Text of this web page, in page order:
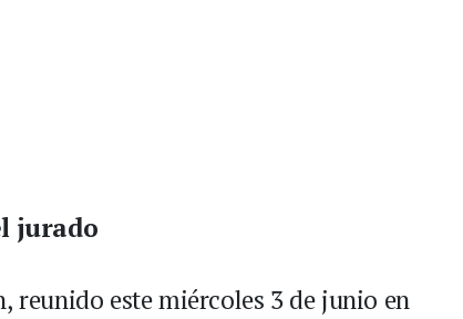
jurado
reunido este miércoles 3 de junio en